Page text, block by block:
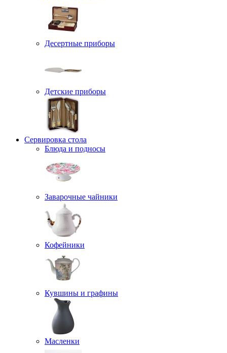
Десертные приборы
Детские приборы
Сервировка стола
Блюда и подносы
Заварочные чайники
Кофейники
Кувшины и графины
Масленки